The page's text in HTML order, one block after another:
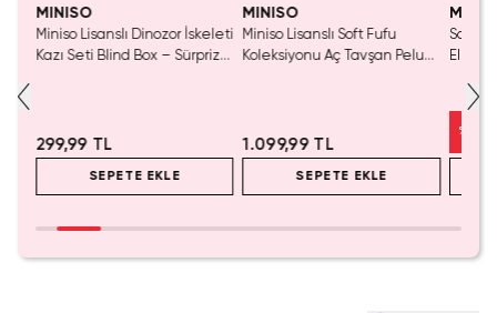
MINISO
Miniso Lisanslı Dinozor İskeleti
Kazı Seti Blind Box – Sürpriz
299,99 TL
SEPETE EKLE
MINISO
Miniso Lisanslı Soft Fufu
Koleksiyonu Aç Tavşan Peluş
1.099,99 TL
SEPETE EKLE
Sanrio
Elma
%